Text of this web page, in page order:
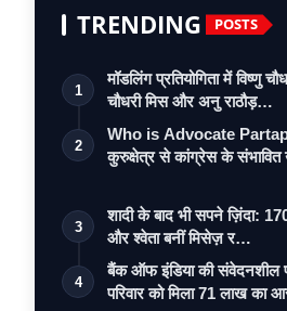
TRENDING POSTS
1
मॉडलिंग प्रतियोगिता में विष्णु
चौधरी मिस और अनु राठौड़…
2
Who is Advocate Partap
कुरुक्षेत्र से कांग्रेस के
3
शादी के बाद भी सपने ज़िंदा:
और श्वेता बनीं मिसेज़ र…
4
बैंक ऑफ इंडिया की संवेदनशील
परिवार को मिला 71 लाख का